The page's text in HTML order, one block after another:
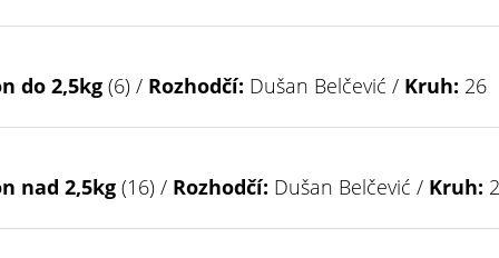
do 2,5kg (6) / Rozhodčí: Dušan Belčević / Kruh: 26
nad 2,5kg (16) / Rozhodčí: Dušan Belčević / Kruh: